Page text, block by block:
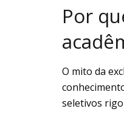
Por
O mito da
seletivos